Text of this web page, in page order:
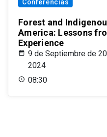
Conferencias
Forest and
America: Lessons
Experience
9 de Septiembre de
2024
08:30